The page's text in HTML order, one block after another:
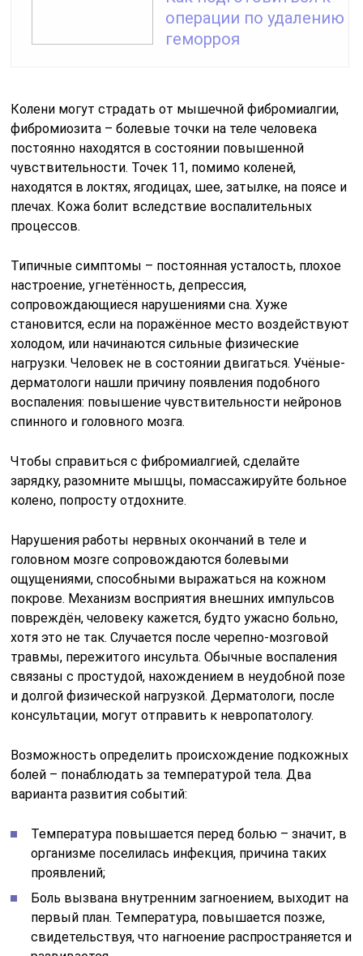
операции по удалению
геморроя
Колени могут страдать от мышечной фибромиалгии,
фибромиозита – болевые точки на теле человека
постоянно находятся в состоянии повышенной
чувствительности. Точек 11, помимо коленей,
находятся в локтях, ягодицах, шее, затылке, на поясе и
плечах. Кожа болит вследствие воспалительных
процессов.
Типичные симптомы – постоянная усталость, плохое
настроение, угнетённость, депрессия,
сопровождающиеся нарушениями сна. Хуже
становится, если на поражённое место воздействуют
холодом, или начинаются сильные физические
нагрузки. Человек не в состоянии двигаться. Учёные-
дерматологи нашли причину появления подобного
воспаления: повышение чувствительности нейронов
спинного и головного мозга.
Чтобы справиться с фибромиалгией, сделайте
зарядку, разомните мышцы, помассажируйте больное
колено, попросту отдохните.
Нарушения работы нервных окончаний в теле и
головном мозге сопровождаются болевыми
ощущениями, способными выражаться на кожном
покрове. Механизм восприятия внешних импульсов
повреждён, человеку кажется, будто ужасно больно,
хотя это не так. Случается после черепно-мозговой
травмы, пережитого инсульта. Обычные воспаления
связаны с простудой, нахождением в неудобной позе
и долгой физической нагрузкой. Дерматологи, после
консультации, могут отправить к невропатологу.
Возможность определить происхождение подкожных
болей – понаблюдать за температурой тела. Два
варианта развития событий:
Температура повышается перед болью – значит, в
организме поселилась инфекция, причина таких
проявлений;
Боль вызвана внутренним загноением, выходит на
первый план. Температура, повышается позже,
свидетельствуя, что нагноение распространяется и